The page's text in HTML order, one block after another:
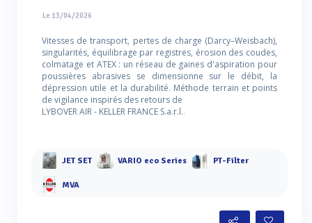
Le 13/04/2026
Vitesses de transport, pertes de charge (Darcy–Weisbach),
singularités, équilibrage par registres, érosion des coudes,
colmatage et ATEX : un réseau de gaines d'aspiration pour
poussières abrasives se dimensionne sur le débit, la
dépression utile et la durabilité. Méthode terrain et points
de vigilance inspirés des retours de
LYBOVER AIR - KELLER FRANCE S.a.r.l..
JET SET VARIO eco Series PT-Filter
MVA